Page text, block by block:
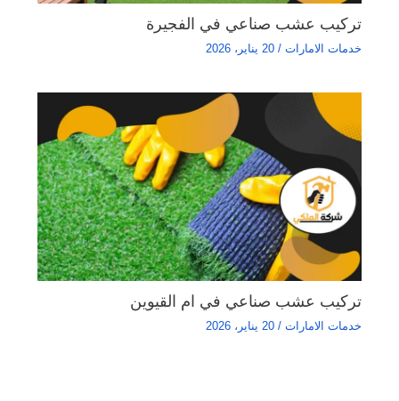
تركيب عشب صناعي في الفجيرة
خدمات الامارات/ 20 يناير، 2026
تركيب عشب صناعي في ام القيوين
خدمات الامارات/ 20 يناير، 2026